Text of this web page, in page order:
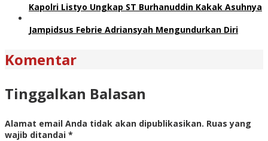
Kapolri Listyo Ungkap ST Burhanuddin Kakak Asuhnya
Jampidsus Febrie Adriansyah Mengundurkan Diri
Komentar
Tinggalkan Balasan
Alamat email Anda tidak akan dipublikasikan. Ruas yang
wajib ditandai *